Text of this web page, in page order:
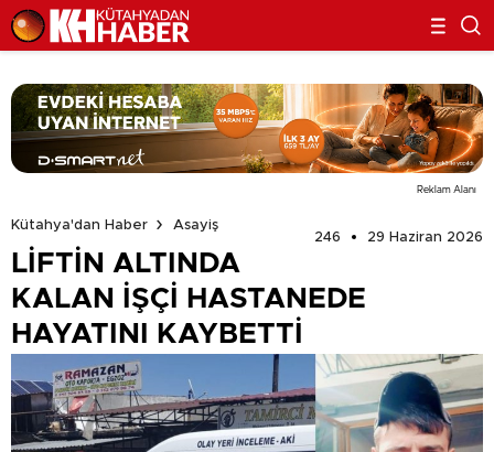
Reklam Alanı
Kütahya'dan Haber
Asayiş
246
29 Haziran 2026
LİFTİN ALTINDA
KALAN İŞÇİ HASTANEDE
HAYATINI KAYBETTİ